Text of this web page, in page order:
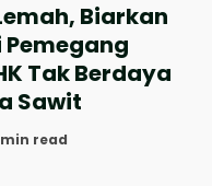
Biarkan
Tak Berdaya
Sawit
read